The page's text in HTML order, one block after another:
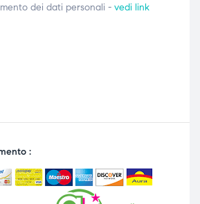
dei dati personali - vedi link
: